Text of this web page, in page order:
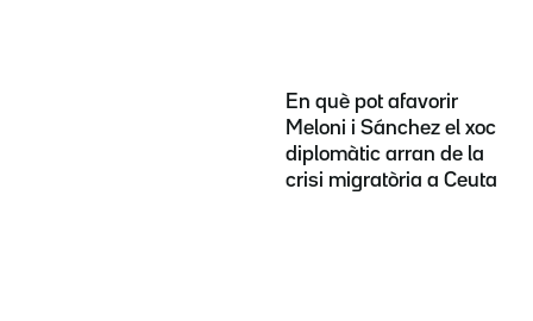
En què pot afavorir
Meloni i Sánchez el xoc
diplomàtic arran de la
crisi migratòria a Ceuta